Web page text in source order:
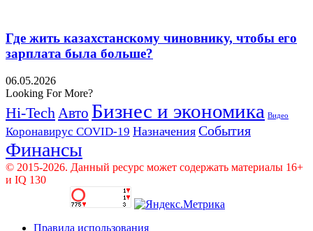
Где жить казахстанскому чиновнику, чтобы его
зарплата была больше?
06.05.2026
Looking For More?
Hi-Tech Авто Бизнес и экономика Видео
Коронавирус COVID-19 Назначения События
Финансы
© 2015-2026. Данный ресурс может содержать материалы 16+
и IQ 130
Правила использования